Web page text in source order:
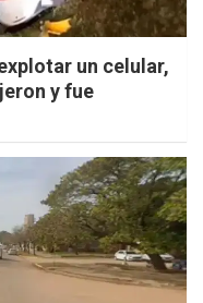
un celular,
y fue